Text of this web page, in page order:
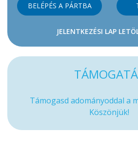
BELÉPÉS A PÁRTBA
JELENTKEZÉSI LAP
Támogasd adományoddal a
Köszönjük!